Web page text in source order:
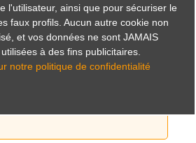
qui partagent les
loisirs que vous.
l'utilisateur, ainsi que pour sécuriser le
faux profils. Aucun autre cookie non
et vos données ne sont JAMAIS
à des fins publicitaires.
notre politique de confidentialité